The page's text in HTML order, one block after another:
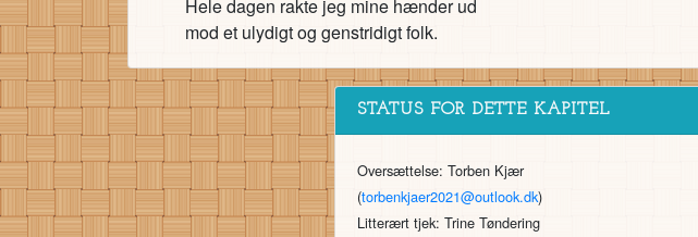
Hele dagen rakte jeg mine hænder ud
mod et ulydigt og genstridigt folk.
STATUS FOR DETTE KAPITEL
Oversættelse: Torben Kjær
(torbenkjaer2021@outlook.dk)
Litterært tjek: Trine Tøndering